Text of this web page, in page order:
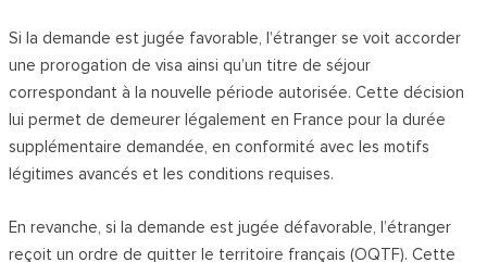
Si la demande est jugée favorable, l’étranger se voit accorder
une prorogation de visa ainsi qu’un titre de séjour
correspondant à la nouvelle période autorisée. Cette décision
lui permet de demeurer légalement en France pour la durée
supplémentaire demandée, en conformité avec les motifs
légitimes avancés et les conditions requises.
En revanche, si la demande est jugée défavorable, l’étranger
reçoit un ordre de quitter le territoire français (OQTF). Cette